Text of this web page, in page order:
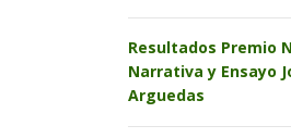
Resultados Premio
Narrativa y Ensayo
Arguedas